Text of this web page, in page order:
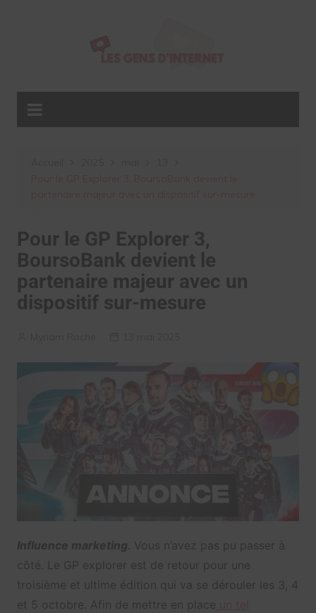
Pour le GP Explorer 3,
BoursoBank devient le
partenaire majeur avec un
dispositif sur-mesure
Influence marketing . Vous n’avez pas pu passer à
côté. Le GP explorer est de retour pour une
troisième et ultime édition qui va se dérouler les 3, 4
et 5 octobre. Afin de mettre en place